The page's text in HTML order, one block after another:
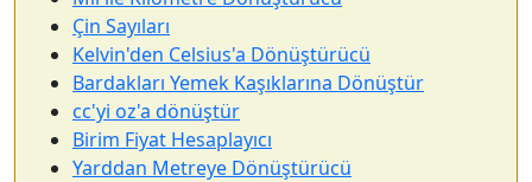
Çin Sayıları
Kelvin'den Celsius'a Dönüştürücü
Bardakları Yemek Kaşıklarına Dönüştür
cc'yi oz'a dönüştür
Birim Fiyat Hesaplayıcı
Yarddan Metreye Dönüştürücü